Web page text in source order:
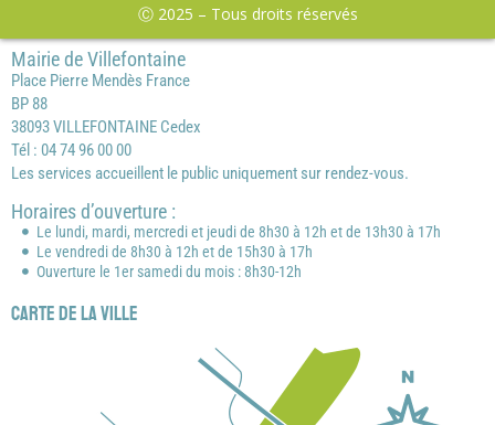
Ⓒ 2025 – Tous droits réservés
Mairie de Villefontaine
Place Pierre Mendès France
BP 88
38093 VILLEFONTAINE Cedex
Tél : 04 74 96 00 00
Les services accueillent le public uniquement sur rendez-vous.
Horaires d’ouverture :
Le lundi, mardi, mercredi et jeudi de 8h30 à 12h et de 13h30 à 17h
Le vendredi de 8h30 à 12h et de 15h30 à 17h
Ouverture le 1er samedi du mois : 8h30-12h
Carte de la ville